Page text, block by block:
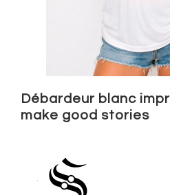
the
beginning
gallery
Débardeur blanc
make good stories